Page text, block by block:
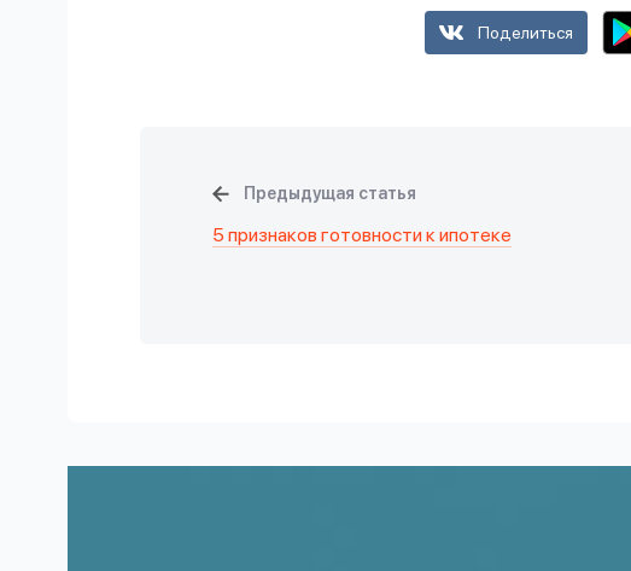
Поделиться
Предыдущая статья
5 признаков готовности к ипотеке